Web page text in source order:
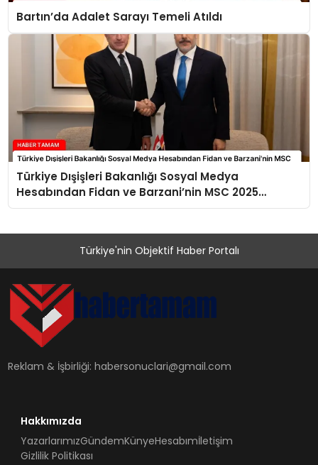
Bartın’da Adalet Sarayı Temeli Atıldı
Türkiye Dışişleri Bakanlığı Sosyal Medya
Hesabından Fidan ve Barzani’nin MSC 2025
Buluşması Paylaşıldı
Türkiye'nin Objektif Haber Portalı
Reklam & İşbirliği:habersonuclari@gmail.com
Hakkımızda
YazarlarımızGündemKünyeHesabımİletişim
Gizlilik Politikası